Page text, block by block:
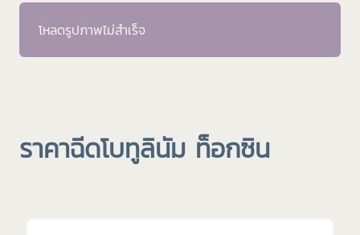
โหลดรูปภาพไม่สำเร็จ
ราคาฉีดโบทูลินัม ท็อกซิน